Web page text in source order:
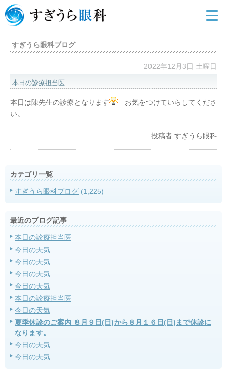
すぎうら眼科ブログ
2022年12月3日 土曜日
本日の診療担当医
本日は陳先生の診療となります
お気をつけていらしてくださ
い。
投稿者 すぎうら眼科
カテゴリ一覧
すぎうら眼科ブログ (1,225)
最近のブログ記事
本日の診療担当医
今日の天気
今日の天気
今日の天気
今日の天気
本日の診療担当医
今日の天気
夏季休診のご案内 ８月９日(日)から８月１６日(日)まで休診に
なります。
今日の天気
今日の天気